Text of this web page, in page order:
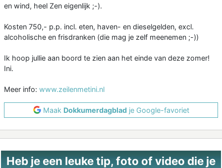
en wind, heel Zen eigenlijk ;-).
Kosten 750,- p.p. incl. eten, haven- en dieselgelden, excl.
alcoholische en frisdranken (die mag je zelf meenemen ;-))
Ik hoop jullie aan boord te zien aan het einde van deze zomer!
Ini.
Meer info: www.zeilenmetini.nl
Maak Dokkumerdagbladje Google-favoriet
Heb je een leuke tip, foto of video die je